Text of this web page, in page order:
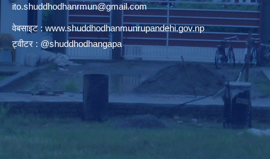
ito.shuddhodhanrmun@gmail.com
वेबसाइट : www.shuddhodhanmunrupandehi.gov.np
ट्वीटर : @shuddhodhangapa